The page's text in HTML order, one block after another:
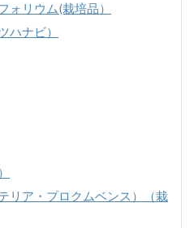
ォリウム(栽培品）
ハナビ）
リア・プロクムベンス）（栽